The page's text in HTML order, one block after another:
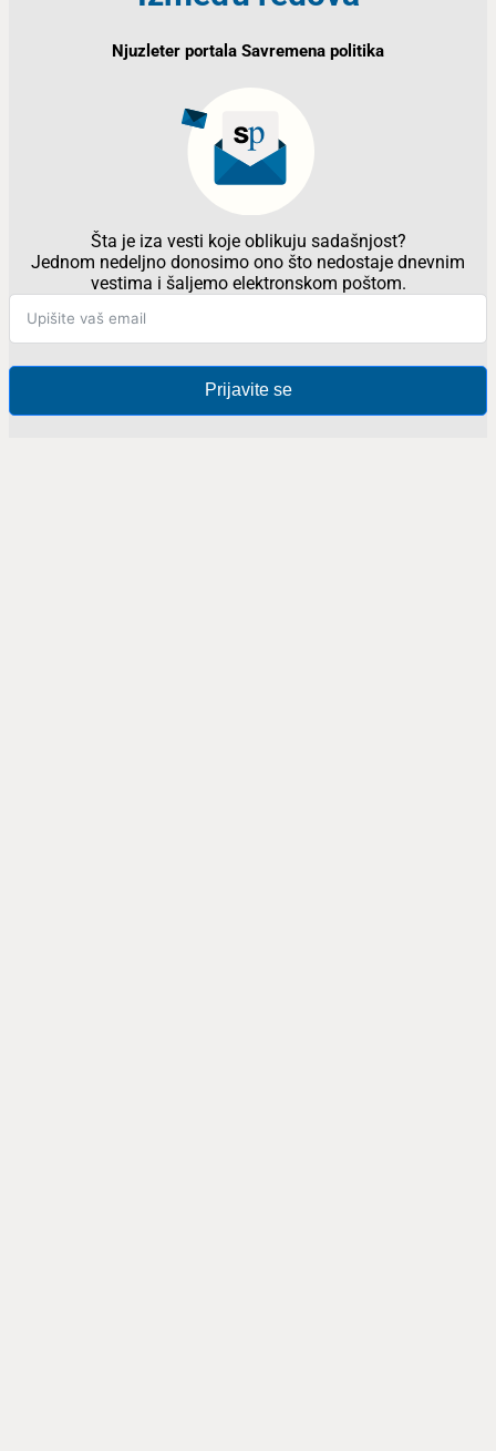
Njuzleter portala Savremena politika
Šta je iza vesti koje oblikuju sadašnjost?
Jednom nedeljno donosimo ono što nedostaje dnevnim
vestima i šaljemo elektronskom poštom.
Prijavite se